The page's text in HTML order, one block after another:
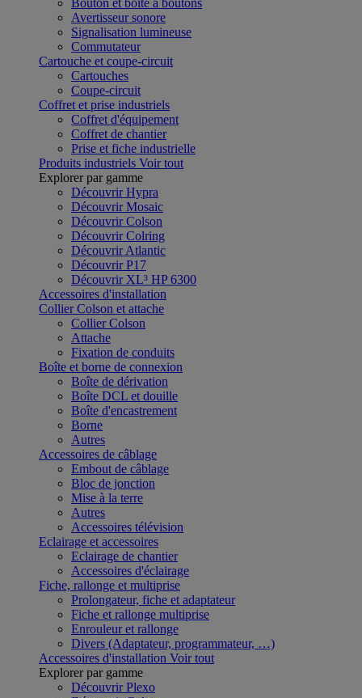
Bouton et boîte à boutons
Avertisseur sonore
Signalisation lumineuse
Commutateur
Cartouche et coupe-circuit
Cartouches
Coupe-circuit
Coffret et prise industriels
Coffret d'équipement
Coffret de chantier
Prise et fiche industrielle
Produits industriels Voir tout
Explorer par gamme
Découvrir Hypra
Découvrir Mosaic
Découvrir Colson
Découvrir Colring
Découvrir Atlantic
Découvrir P17
Découvrir XL³ HP 6300
Accessoires d'installation
Collier Colson et attache
Collier Colson
Attache
Fixation de conduits
Boîte et borne de connexion
Boîte de dérivation
Boîte DCL et douille
Boîte d'encastrement
Borne
Autres
Accessoires de câblage
Embout de câblage
Bloc de jonction
Mise à la terre
Autres
Accessoires télévision
Eclairage et accessoires
Eclairage de chantier
Accessoires d'éclairage
Fiche, rallonge et multiprise
Prolongateur, fiche et adaptateur
Fiche et rallonge multiprise
Enrouleur et rallonge
Divers (Adaptateur, programmateur, …)
Accessoires d'installation Voir tout
Explorer par gamme
Découvrir Plexo